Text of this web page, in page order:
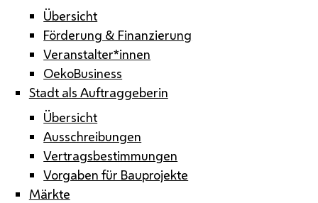
Übersicht
Förderung & Finanzierung
Veranstalter*innen
OekoBusiness
Stadt als Auftraggeberin
Übersicht
Ausschreibungen
Vertragsbestimmungen
Vorgaben für Bauprojekte
Märkte